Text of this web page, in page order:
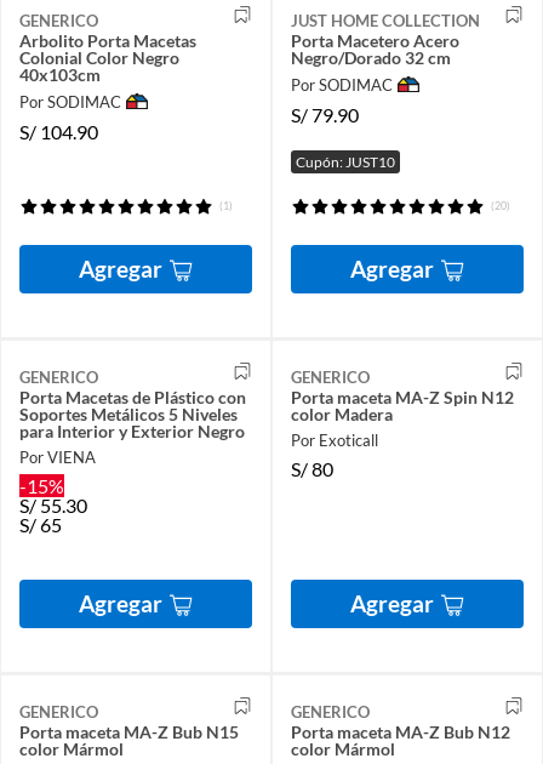
GENERICO
Arbolito Porta Macetas
Colonial Color Negro
40x103cm
Por SODIMAC
S/ 104.90
(1)
Agregar
JUST HOME COLLECTION
Porta Macetero Acero
Negro/Dorado 32 cm
Por SODIMAC
S/79.90
Cupón: JUST10
(20)
Agregar
GENERICO
Porta Macetas de Plástico con
Soportes Metálicos 5 Niveles
para Interior y Exterior Negro
Por VIENA
-15%
S/ 55.30
S/65
Agregar
GENERICO
Porta maceta MA-Z Spin N12
color Madera
Por Exoticall
S/80
Agregar
GENERICO
Porta maceta MA-Z Bub N15
color Mármol
GENERICO
Porta maceta MA-Z Bub N12
color Mármol